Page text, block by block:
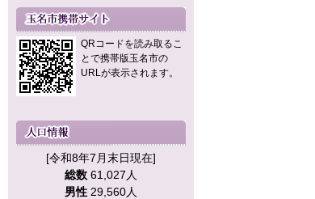
QRコードを読み取るこ
とで携帯版玉名市の
URLが表示されます。
[令和8年7月末日現在]
総数 61,027人
男性 29,560人